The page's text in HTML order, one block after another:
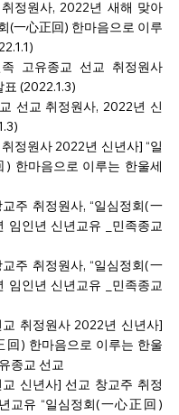
정원사, 2022년 새해 맞아
(一心正回) 한마음으로 이루
족 고유종교 선교 취정원사
(2022.1.3)
선교 취정원사, 2022년 신
정원사 2022년 신년사] “일
한마음으로 이루는 한울세
주 취정원사, “일심정회(一
임인년 신년교유 _민족종교
주 취정원사, “일심정회(一
임인년 신년교유 _민족종교
교 취정원사 2022년 신년사]
回) 한마음으로 이루는 한울
종교 선교
신년사] 선교 창교주 취정
교유 “일심정회(一心正回)